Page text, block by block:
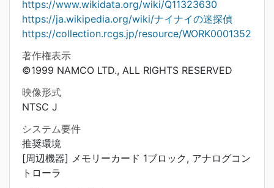
https://www.wikidata.org/wiki/Q11323630
https://ja.wikipedia.org/wiki/ナイナイの迷探偵
https://collection.rcgs.jp/resource/WORK0001352
著作権表示
©1999 NAMCO LTD., ALL RIGHTS RESERVED
映像形式
NTSC J
システム要件
推奨環境
[周辺機器] メモリーカード 1ブロック, アナログコン
トローラ